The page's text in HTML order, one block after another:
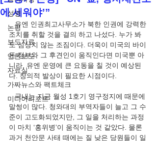
성명
논평
보도자료
언론보도
자료실
가짜뉴스와 팩트체크
미디어리포트
에 세워야’”
   유엔 인권최고사무소가 북한 인권에 강력한
조치를 취할 것을 결의 하고 나섰다. 누가 봐
도 심상치 않는 조짐이다. 더욱이 미국의 바이
든 정부와 그 후견인이 움직인다면 미국뿐 아
니라, 유엔 운영에 큰 요동을 칠 것이 예상된
다. 창의적 발상이 필요한 시점이다.
   국내는 지금 월성 1호기 영구정지에 때문에
말썽이 많다. 청와대의 부역자들이 늘고 그 수
준이 고도화되었지만, 그 일을 처리하는 과정
이 마치 ‘홍위병’이 움직이는 것 같았다. 물론
과거 천안문 사태 때에는 질 낮은 당원들이 일